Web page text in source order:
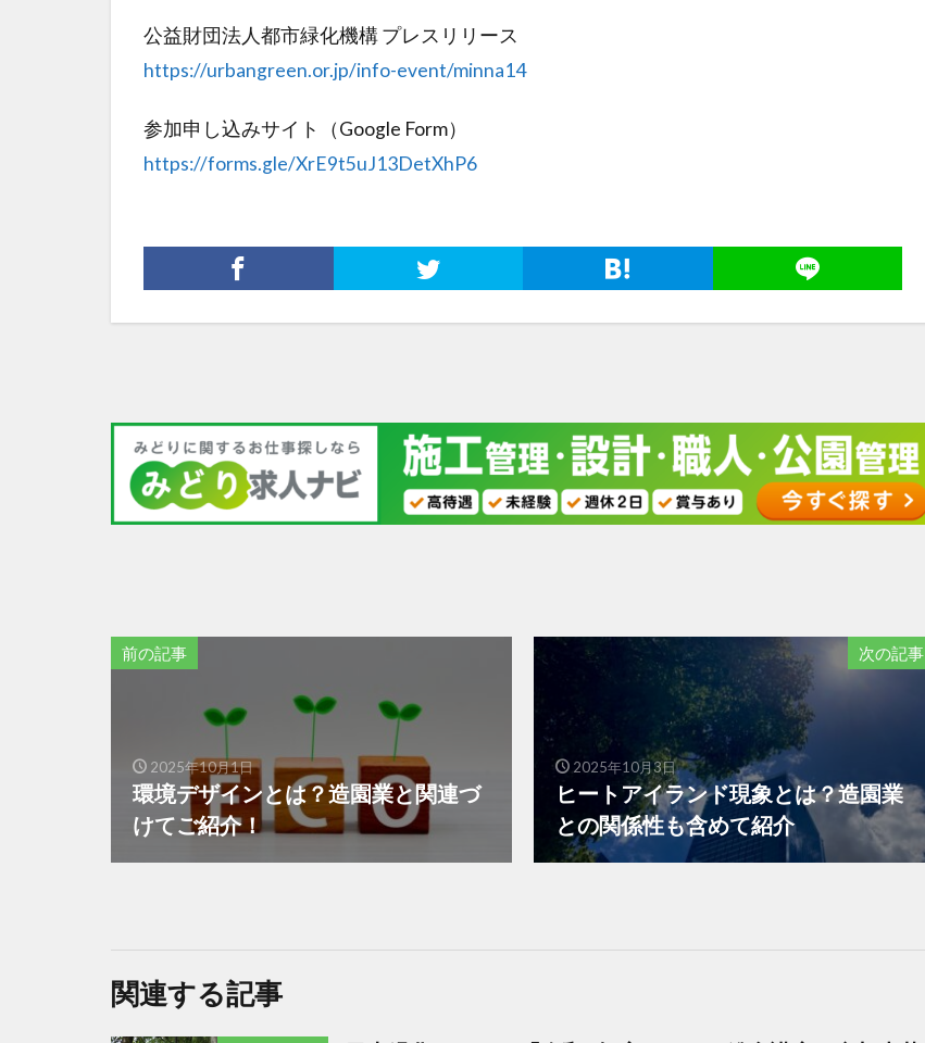
公益財団法人都市緑化機構 プレスリリース
https://urbangreen.or.jp/info-event/minna14
参加申し込みサイト（Google Form）
https://forms.gle/XrE9t5uJ13DetXhP6
前の記事
2025年10月1日
環境デザインとは？造園業と関連づ
けてご紹介！
次の記事
2025年10月3日
ヒートアイランド現象とは？造園業
との関係性も含めて紹介
関連する記事